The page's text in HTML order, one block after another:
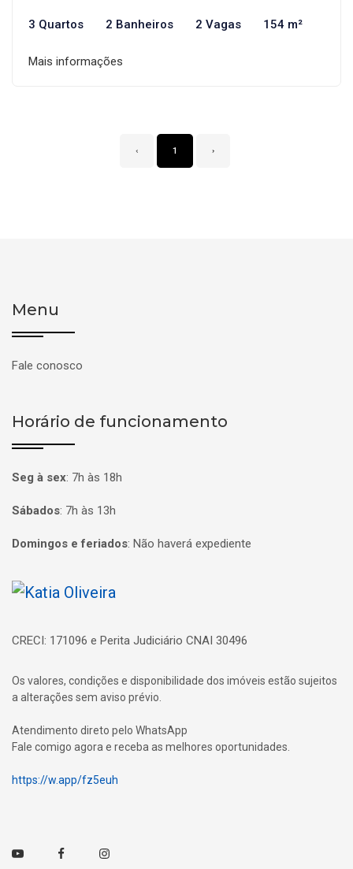
3 Quartos 2 Banheiros 2 Vagas 154 m²
Mais informações
‹ 1 ›
Menu
Fale conosco
Horário de funcionamento
Seg à sex: 7h às 18h
Sábados: 7h às 13h
Domingos e feriados: Não haverá expediente
Página inicial
CRECI: 171096 e Perita Judiciário CNAI 30496
Os valores, condições e disponibilidade dos imóveis estão sujeitos
a alterações sem aviso prévio.
Atendimento direto pelo WhatsApp
Fale comigo agora e receba as melhores oportunidades.
https://w.app/fz5euh
Youtube FacebookInstagram